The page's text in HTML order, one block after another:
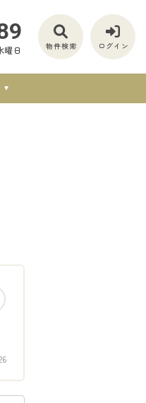
曜日 物件検索 ログイン